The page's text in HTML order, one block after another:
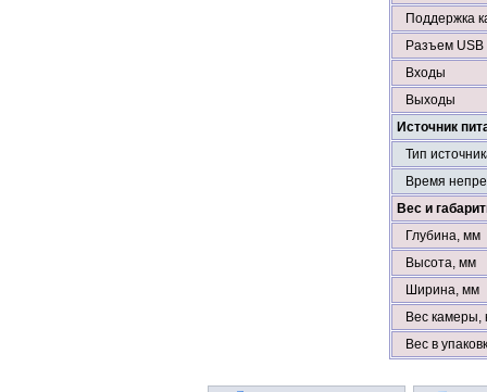
Поддержка
Разъем USB
Входы
Выходы
Источник
Тип
Время
Вес и
Глубина, мм
Высота, мм
Ширина, мм
Вес камеры,
Вес в